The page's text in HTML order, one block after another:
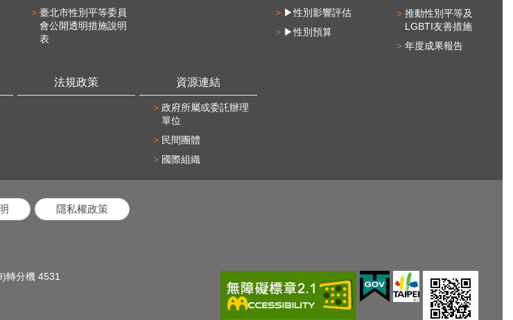
臺北市性別平等委員
會公開透明措施說明
表
▶性別影響評估
▶性別預算
推動性別平等及
LGBTI友善措施
年度成果報告
法規政策 資源連結
政府所屬或委託辦理
單位
民間團體
國際組織
隱私權政策
轉分機 4531